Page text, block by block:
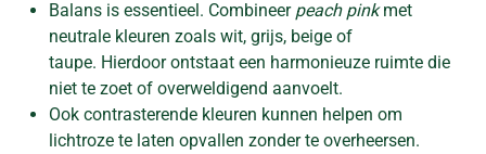
Balans is essentieel. Combineer peach pinkmet
neutrale kleuren zoals wit, grijs, beige of
taupe. Hierdoor ontstaat een harmonieuze ruimte die
niet te zoet of overweldigend aanvoelt.
Ook contrasterende kleuren kunnen helpen om
lichtroze te laten opvallen zonder te overheersen.